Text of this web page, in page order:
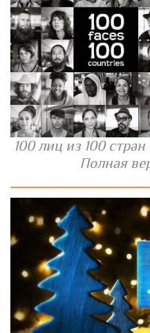
100 лиц из 100
Полная